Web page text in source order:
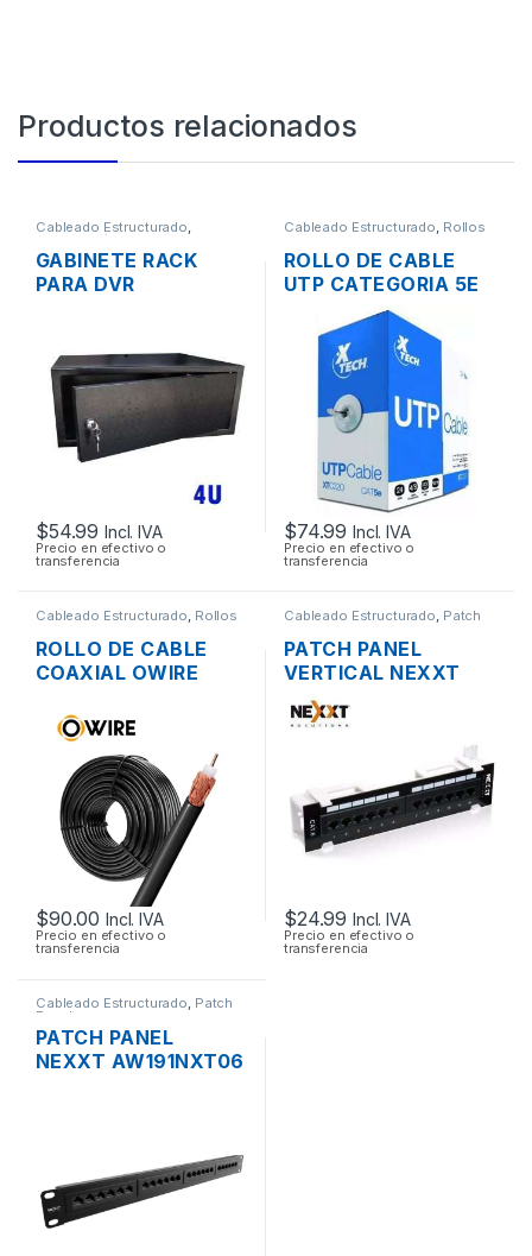
Productos relacionados
Cableado Estructurado,
Metalmecánicos Redes
GABINETE RACK
PARA DVR
MONOBLOQUE
$54.99 Incl. IVA
Precio en efectivo o
transferencia
Cableado Estructurado, Rollos
ROLLO DE CABLE
UTP CATEGORIA 5E
XTECH XTC-220 305
MTS.
$74.99 Incl. IVA
Precio en efectivo o
transferencia
Cableado Estructurado Rollos
ROLLO DE CABLE
COAXIAL OWIRE
NEGRO COBRE POR
METROS
$90.00 Incl. IVA
Precio en efectivo o
transferencia
Cableado Estructurado Patch
PATCH PANEL
VERTICAL NEXXT
CAT6 DE 12
PUERTOS SOBRE
$24.99 Incl. IVA
Precio en efectivo o
transferencia
Cableado Estructurado, Patch
Panel
PATCH PANEL
NEXXT AW191NXT06